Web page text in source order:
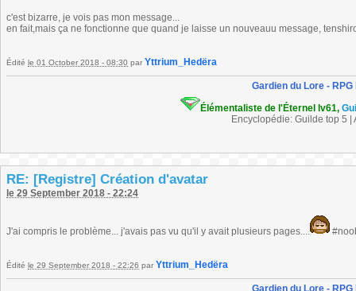
c'est bizarre, je vois pas mon message...
en fait,mais ça ne fonctionne que quand je laisse un nouveauu message,
Édité le 01 October 2018 - 08:30 par Yttrium_Hedëra
Gardien du Lore - RPG
Élémentaliste de l'Éternel lv61,
Encyclopédie: Guilde top 5 |
RE: [Registre] Création d'avatar
le 29 September 2018 - 22:24
J'ai compris le problème... j'avais pas vu qu'il y avait plusieurs pages....
Édité le 29 September 2018 - 22:26 par Yttrium_Hedëra
Gardien du Lore - RPG